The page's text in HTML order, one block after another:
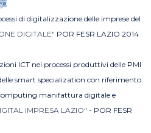
di digitalizzazione delle imprese del
DIGITALE" POR FESR LAZIO 2014
ICT nei processi produttivi delle PMI
smart specialization con riferimento
manifattura digitale e
IMPRESA LAZIO" - POR FESR